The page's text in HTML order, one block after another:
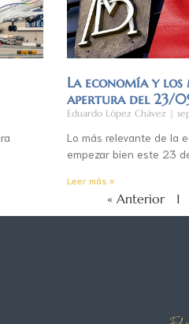
La economía y los
apertura del 23/
Eduardo López Chávez
Lo más relevante de la
empezar bien este 23
Leer más »
« Anterior 1